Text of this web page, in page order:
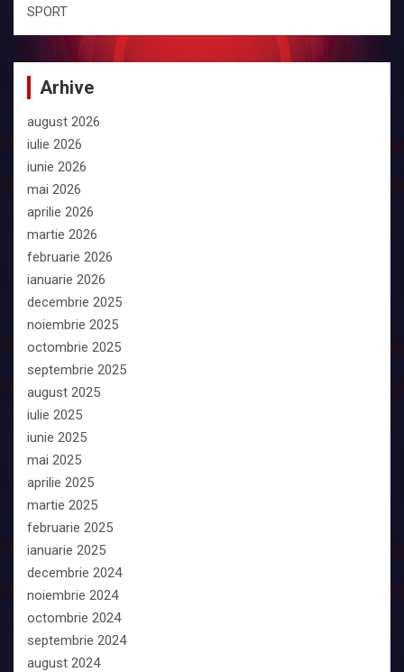
SPORT
Arhive
august 2026
iulie 2026
iunie 2026
mai 2026
aprilie 2026
martie 2026
februarie 2026
ianuarie 2026
decembrie 2025
noiembrie 2025
octombrie 2025
septembrie 2025
august 2025
iulie 2025
iunie 2025
mai 2025
aprilie 2025
martie 2025
februarie 2025
ianuarie 2025
decembrie 2024
noiembrie 2024
octombrie 2024
septembrie 2024
august 2024